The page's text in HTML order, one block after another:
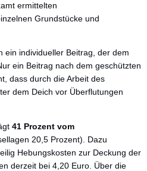
ermittelten
Grundstücke und
ein individueller Beitrag, der dem
ein Beitrag nach dem geschützten
dass durch die Arbeit des
dem Deich vor Überflutungen
41 Prozent vom
20,5 Prozent). Dazu
Hebungskosten zur Deckung der
derzeit bei 4,20 Euro. Über die